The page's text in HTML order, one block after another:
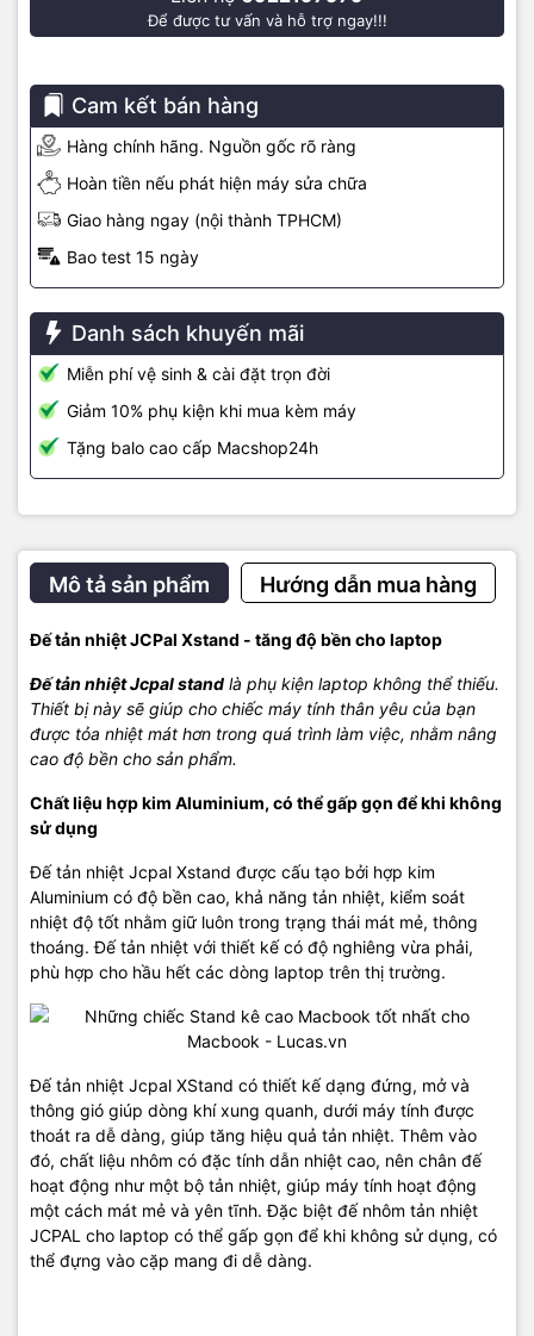
Để được tư vấn và hỗ trợ ngay!!!
Cam kết bán hàng
Hàng chính hãng. Nguồn gốc rõ ràng
Hoàn tiền nếu phát hiện máy sửa chữa
Giao hàng ngay (nội thành TPHCM)
Bao test 15 ngày
Danh sách khuyến mãi
Miễn phí vệ sinh & cài đặt trọn đời
Giảm 10% phụ kiện khi mua kèm máy
Tặng balo cao cấp Macshop24h
Mô tả sản phẩm Hướng dẫn mua hàng
Đế tản nhiệt JCPal Xstand - tăng độ bền cho laptop
Đế tản nhiệt Jcpal stand là phụ kiện laptop không thể thiếu.
Thiết bị này sẽ giúp cho chiếc máy tính thân yêu của bạn
được tỏa nhiệt mát hơn trong quá trình làm việc, nhằm nâng
cao độ bền cho sản phẩm.
Chất liệu hợp kim Aluminium, có thể gấp gọn để khi không
sử dụng
Đế tản nhiệt Jcpal Xstand được cấu tạo bởi hợp kim
Aluminium có độ bền cao, khả năng tản nhiệt, kiểm soát
nhiệt độ tốt nhằm giữ luôn trong trạng thái mát mẻ, thông
thoáng. Đế tản nhiệt với thiết kế có độ nghiêng vừa phải,
phù hợp cho hầu hết các dòng laptop trên thị trường.
Đế tản nhiệt Jcpal XStand có thiết kế dạng đứng, mở và
thông gió giúp dòng khí xung quanh, dưới máy tính được
thoát ra dễ dàng, giúp tăng hiệu quả tản nhiệt. Thêm vào
đó, chất liệu nhôm có đặc tính dẫn nhiệt cao, nên chân đế
hoạt động như một bộ tản nhiệt, giúp máy tính hoạt động
một cách mát mẻ và yên tĩnh. Đặc biệt đế nhôm tản nhiệt
JCPAL cho laptop có thể gấp gọn để khi không sử dụng, có
thể đựng vào cặp mang đi dễ dàng.
inch
Jcpal XStand được thiết kế thanh lịch, nhỏ gọn và thời trang. Đồng
tính thẩm mỹ cho sản phẩm. Bên cạnh đó, sản phẩm đế tản nhiệt
Jcpal được thiết kế với bốn màu sắc thời trang bao gồm: Bạc, Gray
và Rose.
Đế tản nhiệt Jcpal XStand được thiết kế dành cho laptop các loại
có kích thước 11 inch – 13 inch -15 inch. Với chiếc đế tản nhiệt này,
người dùng sẽ không còn lo lắng chiếc máy tính của mình sẽ bị
quá nóng khi sử dụng trong thời gian dài.
Mọi chi tiết các bạn có thể liên hệ :
Macshop24h.vn- SIÊU THỊ LINH KIỆN MACBOOK
Chuyên Phân Phối Linh Kiện Chính Hãng